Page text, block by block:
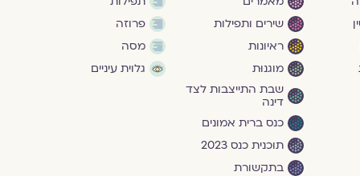
שירים ותפילות
ראיונות
מוגנוּת
שבת התייצבות לצד
דינה
כנס ברית אמונים
תוכנית כנס 2023
בתקשורת
פרוזה
מסה
גלוית עיניים